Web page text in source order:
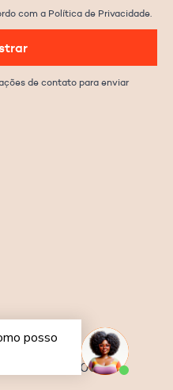
– cj.32
CEP 04001-001
com a Política de Privacidade.
de contato para enviar